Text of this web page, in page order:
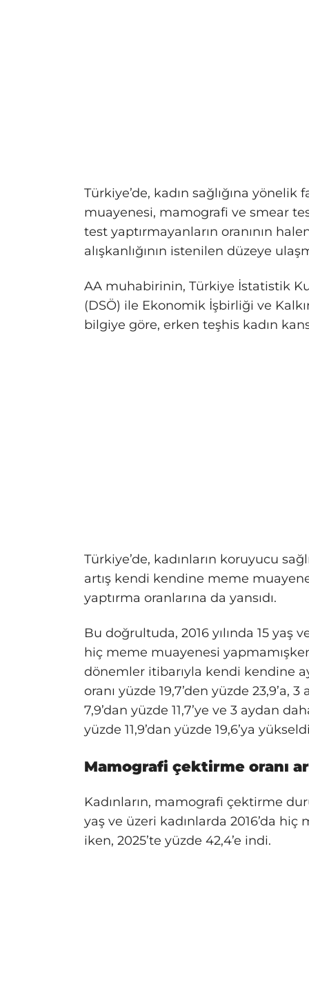
Türkiye’de, kadın sağlığına yönelik
muayenesi, mamografi ve smear
test yaptırmayanların oranının
alışkanlığının istenilen düzeye
AA muhabirinin, Türkiye İstatistik
(DSÖ) ile Ekonomik İşbirliği ve
bilgiye göre, erken teşhis kadın
Türkiye’de, kadınların koruyucu
artış kendi kendine meme
yaptırma oranlarına da yansıdı.
Bu doğrultuda, 2016 yılında 15 yaş
hiç meme muayenesi
dönemler itibarıyla kendi kendine
oranı yüzde 19,7’den yüzde 23,9’a,
7,9’dan yüzde 11,7’ye ve 3 aydan
yüzde 11,9’dan yüzde 19,6’ya
Mamografi çektirme oranı
Kadınların, mamografi çektirme
yaş ve üzeri kadınlarda 2016’da
iken, 2025’te yüzde 42,4’e indi.